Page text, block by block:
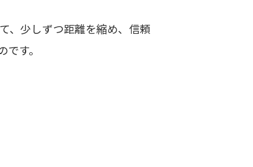
、少しずつ距離を縮め、信頼
す。